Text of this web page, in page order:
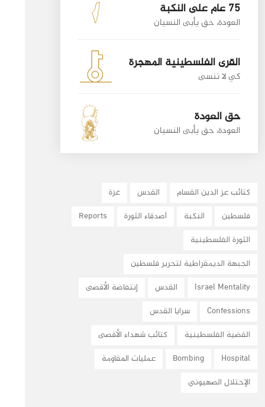
75 عام على النكبة
العودة، حق يأبى النسيان
القرى الفلسطينية المهجرة
كي لا ننسى
حق العودة
العودة، حق يأبى النسيان
كتائب عز الدين القسام القدس
غزة
فلسطين
النكبة أصدقاء الثورة
Reports
الثورة الفلسطينية
الجبهة الديمقراطية لتحرير فلسطين
Israel Mentality
القدس
إنتفاضة الأقصى
Confessions
سرايا القدس
القضية الفلسطينية
كتائب شهداء الأقصى
Hospital
Bombing
عمليات المقاومة
الإحتلال الصهيوني